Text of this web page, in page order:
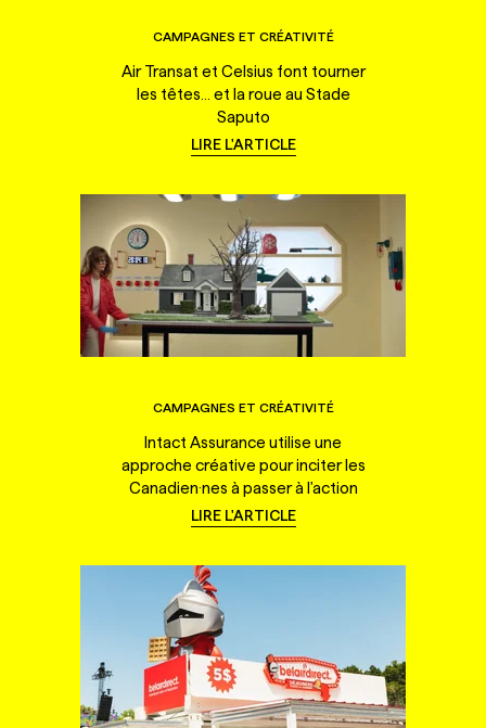
CAMPAGNES ET CRÉATIVITÉ
Air Transat et Celsius font tourner
les têtes... et la roue au Stade
Saputo
LIRE L'ARTICLE
CAMPAGNES ET CRÉATIVITÉ
Intact Assurance utilise une
approche créative pour inciter les
Canadien·nes à passer à l'action
LIRE L'ARTICLE